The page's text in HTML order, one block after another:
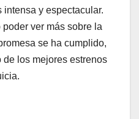
intensa y espectacular.
ver más sobre la
se ha cumplido,
de los mejores estrenos